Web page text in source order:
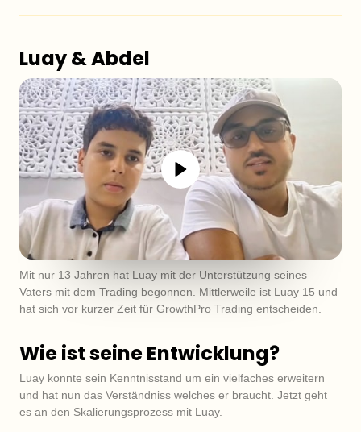
Luay & Abdel
Mit nur 13 Jahren hat Luay mit der Unterstützung seines
Vaters mit dem Trading begonnen. Mittlerweile ist Luay 15 und
hat sich vor kurzer Zeit für GrowthPro Trading entscheiden.
Wie ist seine Entwicklung?
Luay konnte sein Kenntnisstand um ein vielfaches erweitern
und hat nun das Verständniss welches er braucht. Jetzt geht
es an den Skalierungsprozess mit Luay.